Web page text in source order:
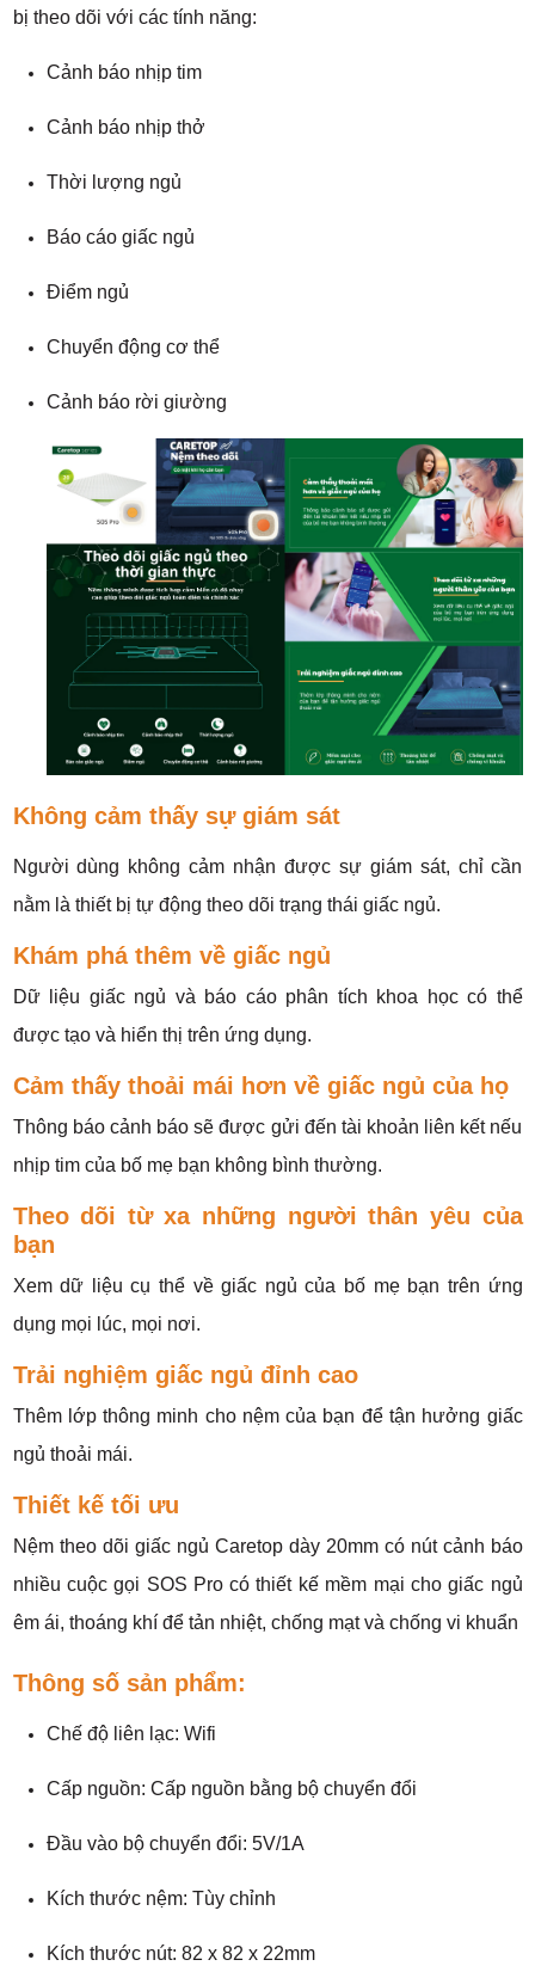
bị theo dõi với các tính năng:
Cảnh báo nhịp tim
Cảnh báo nhịp thở
Thời lượng ngủ
Báo cáo giấc ngủ
Điểm ngủ
Chuyển động cơ thể
Cảnh báo rời giường
Không cảm thấy sự giám sát
Người dùng không cảm nhận được sự giám sát, chỉ cần
nằm là thiết bị tự động theo dõi trạng thái giấc ngủ.
Khám phá thêm về giấc ngủ
Dữ liệu giấc ngủ và báo cáo phân tích khoa học có thể
được tạo và hiển thị trên ứng dụng.
Cảm thấy thoải mái hơn về giấc ngủ của họ
Thông báo cảnh báo sẽ được gửi đến tài khoản liên kết nếu
nhịp tim của bố mẹ bạn không bình thường.
Theo dõi từ xa những người thân yêu của
bạn
Xem dữ liệu cụ thể về giấc ngủ của bố mẹ bạn trên ứng
dụng mọi lúc, mọi nơi.
Trải nghiệm giấc ngủ đỉnh cao
Thêm lớp thông minh cho nệm của bạn để tận hưởng giấc
ngủ thoải mái.
Thiết kế tối ưu
Nệm theo dõi giấc ngủ Caretop dày 20mm có nút cảnh báo
nhiều cuộc gọi SOS Pro có thiết kế mềm mại cho giấc ngủ
êm ái, thoáng khí để tản nhiệt, chống mạt và chống vi khuẩn
Thông số sản phẩm:
Chế độ liên lạc: Wifi
Cấp nguồn: Cấp nguồn bằng bộ chuyển đổi
Đầu vào bộ chuyển đổi: 5V/1A
Kích thước nệm: Tùy chỉnh
Kích thước nút: 82 x 82 x 22mm